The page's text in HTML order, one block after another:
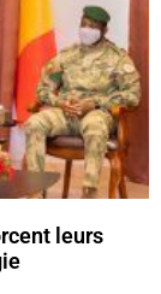
leurs